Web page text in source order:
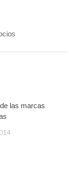
las marcas